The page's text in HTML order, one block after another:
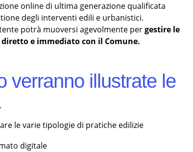
online di ultima generazione qualificata
degli interventi edili e urbanistici.
potrà muoversi agevolmente pergestire le
diretto e immediato con il Comune.
verranno illustrate le
le varie tipologie di pratiche edilizie
digitale